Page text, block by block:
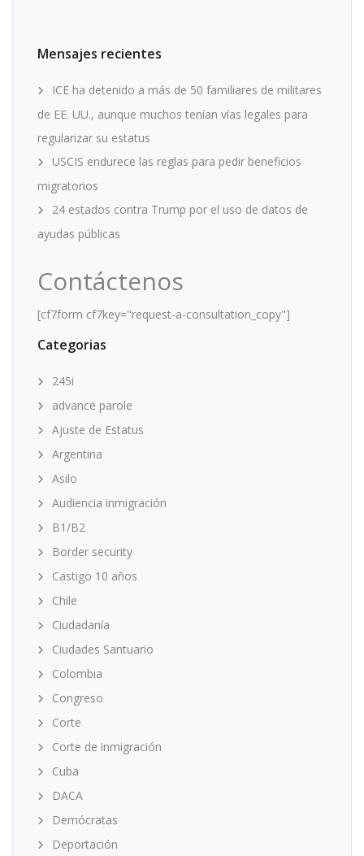
Mensajes recientes
ICE ha detenido a más de 50 familiares de militares
de EE. UU., aunque muchos tenían vías legales para
regularizar su estatus
USCIS endurece las reglas para pedir beneficios
migratorios
24 estados contra Trump por el uso de datos de
ayudas públicas
Contáctenos
[cf7form cf7key="request-a-consultation_copy"]
Categorias
245i
advance parole
Ajuste de Estatus
Argentina
Asilo
Audiencia inmigración
B1/B2
Border security
Castigo 10 años
Chile
Ciudadanía
Ciudades Santuario
Colombia
Congreso
Corte
Corte de inmigración
Cuba
DACA
Demócratas
Deportación